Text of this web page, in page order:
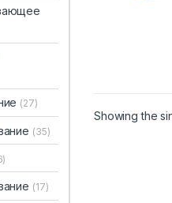
Showing the
(27)
(35)
(17)